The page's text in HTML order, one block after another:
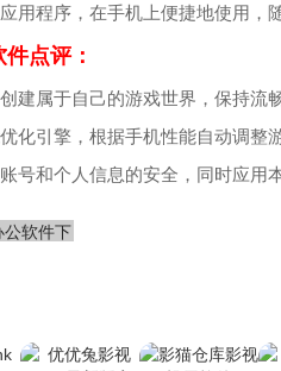
用程序，在手机上便捷地使用，
点评：
建属于自己的游戏世界，保持流
化引擎，根据手机性能自动调整
号和个人信息的安全，同时应用